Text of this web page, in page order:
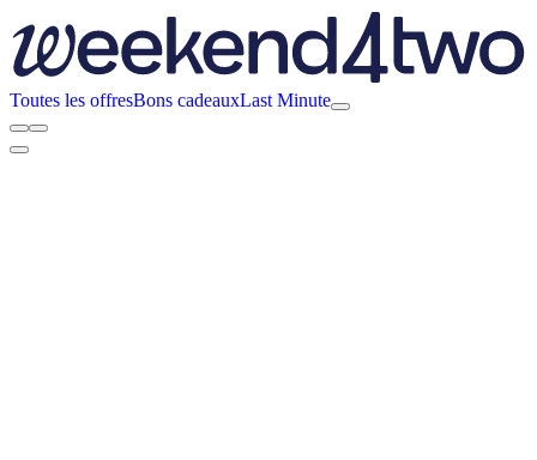
Toutes les offresBons cadeauxLast Minute